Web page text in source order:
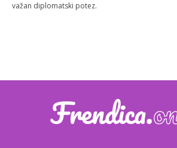
važan diplomatski potez.